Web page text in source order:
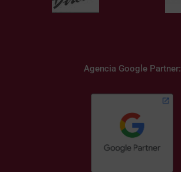
Agencia Google Partner: